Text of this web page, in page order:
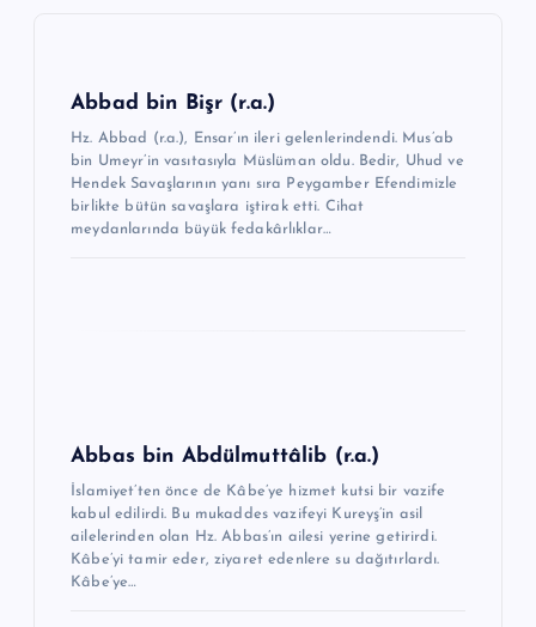
Abbad bin Bişr (r.a.)
Hz. Abbad (r.a.), Ensar’ın ileri gelenlerindendi. Mus’ab
bin Umeyr’in vasıtasıyla Müslüman oldu. Bedir, Uhud ve
Hendek Savaşlarının yanı sıra Peygamber Efendimizle
birlikte bütün savaşlara iştirak etti. Cihat
meydanlarında büyük fedakârlıklar…
Abbas bin Abdülmuttâlib (r.a.)
İslamiyet’ten önce de Kâbe’ye hizmet kutsi bir vazife
kabul edilirdi. Bu mukad­des vazifeyi Kureyş’in asil
ailelerinden olan Hz. Abbas’ın ailesi yerine getirirdi.
Kâbe’yi tamir eder, ziyaret edenlere su dağıtırlardı.
Kâbe’ye…